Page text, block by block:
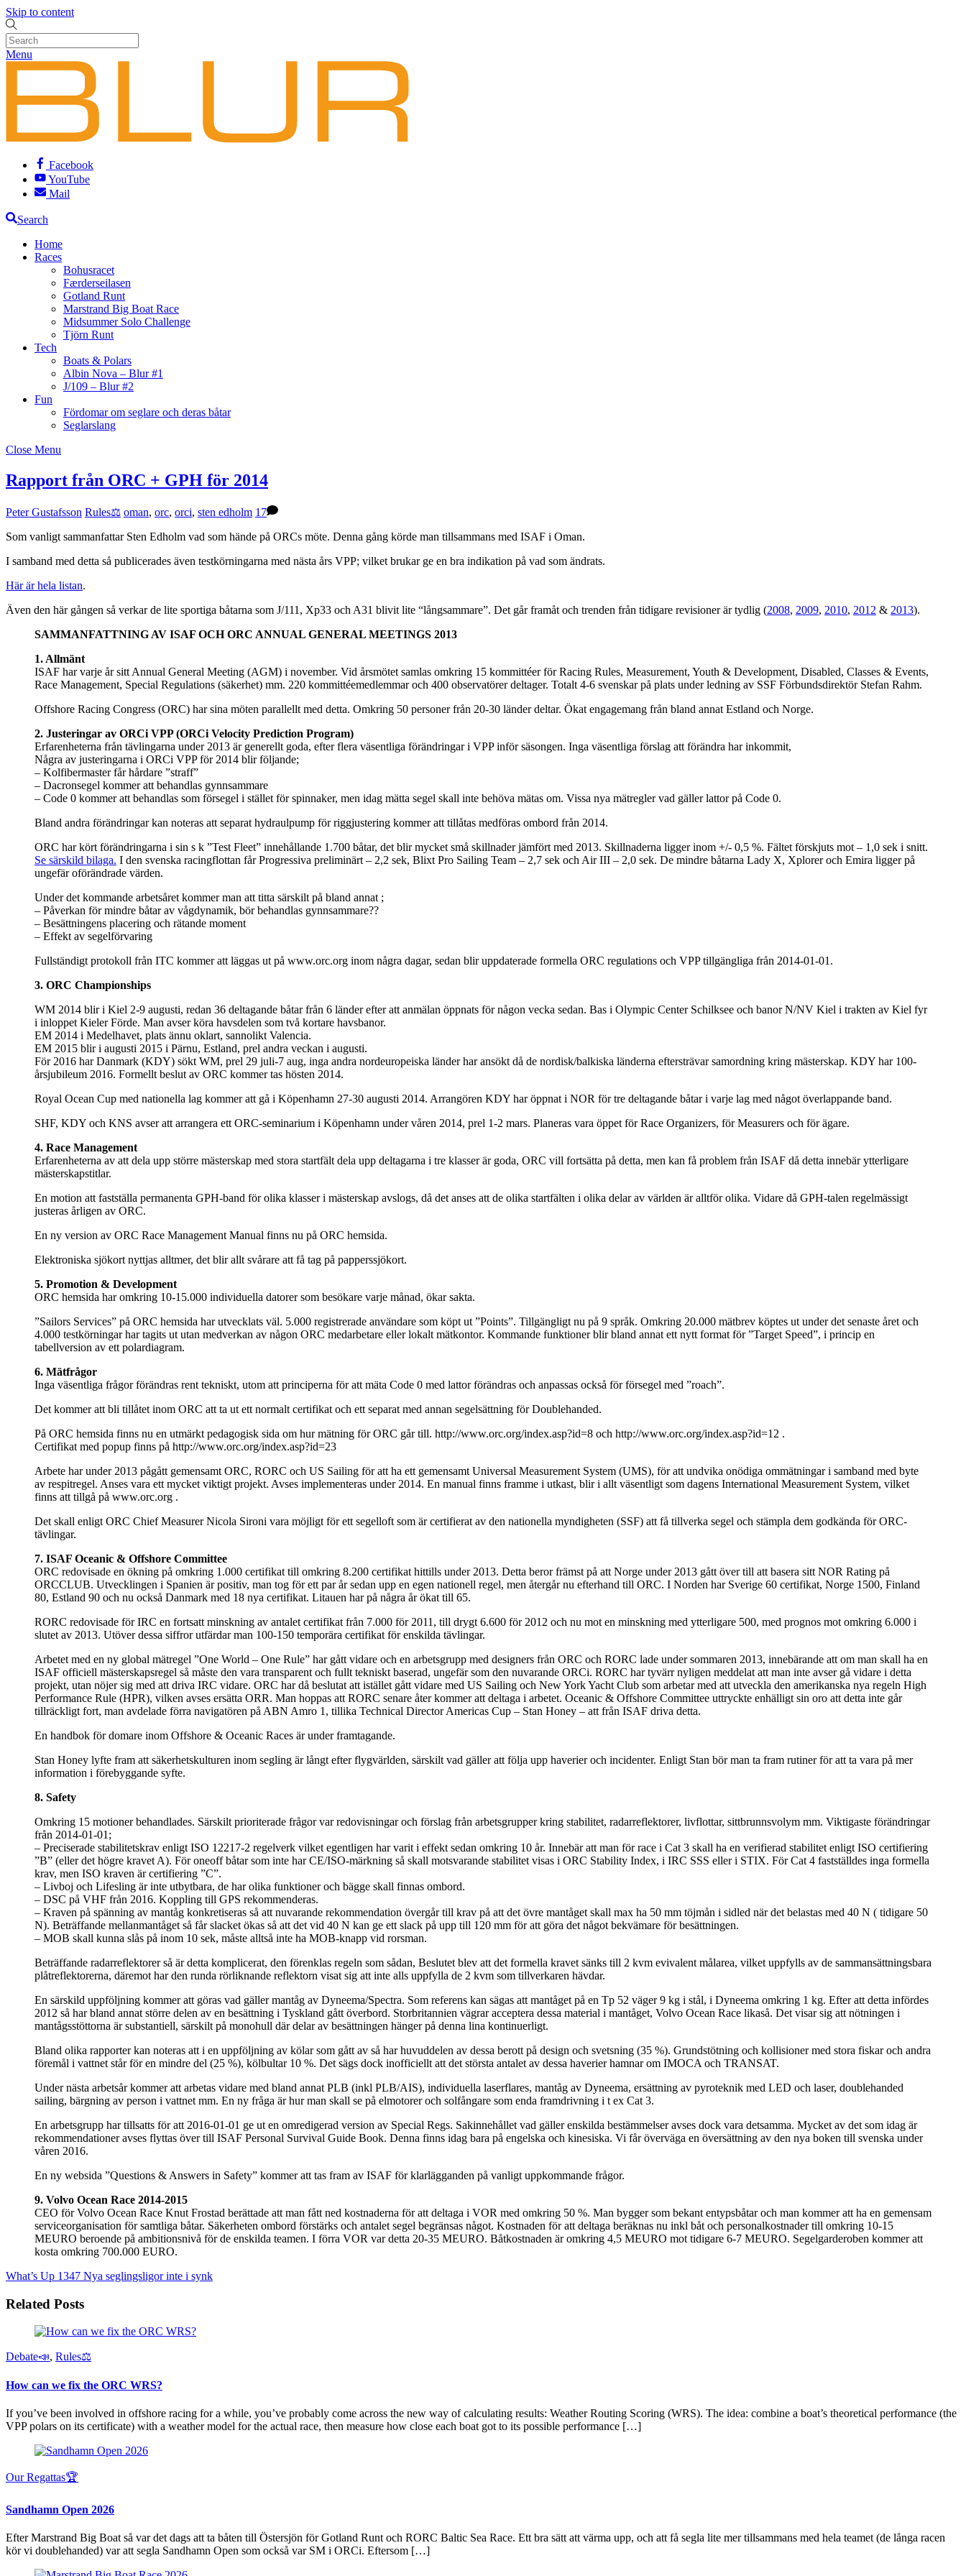
Skip to content
Menu
Facebook
YouTube
Mail
Search
Home
Races
Bohusracet
Færderseilasen
Gotland Runt
Marstrand Big Boat Race
Midsummer Solo Challenge
Tjörn Runt
Tech
Boats & Polars
Albin Nova – Blur #1
J/109 – Blur #2
Fun
Fördomar om seglare och deras båtar
Seglarslang
Close Menu
Rapport från ORC + GPH för 2014
Peter Gustafsson Rules⚖️ oman, orc, orci, sten edholm 17
Som vanligt sammanfattar Sten Edholm vad som hände på ORCs möte. Denna gång körde man tillsammans med ISAF i Oman.
I samband med detta så publicerades även testkörningarna med nästa års VPP; vilket brukar ge en bra indikation på vad som ändrats.
Här är hela listan.
Även den här gången så verkar de lite sportiga båtarna som J/111, Xp33 och A31 blivit lite “långsammare”. Det går framåt och trenden från tidigare revisioner är tydlig (2008, 2009, 2010, 2012 & 2013).
SAMMANFATTNING AV ISAF OCH ORC ANNUAL GENERAL MEETINGS 2013
1. Allmänt
ISAF har varje år sitt Annual General Meeting (AGM) i november. Vid årsmötet samlas omkring 15 kommittéer för Racing Rules, Measurement, Youth & Development, Disabled, Classes & Events,
Race Management, Special Regulations (säkerhet) mm. 220 kommittéemedlemmar och 400 observatörer deltager. Totalt 4-6 svenskar på plats under ledning av SSF Förbundsdirektör Stefan Rahm.
Offshore Racing Congress (ORC) har sina möten parallellt med detta. Omkring 50 personer från 20-30 länder deltar. Ökat engagemang från bland annat Estland och Norge.
2. Justeringar av ORCi VPP (ORCi Velocity Prediction Program)
Erfarenheterna från tävlingarna under 2013 är generellt goda, efter flera väsentliga förändringar i VPP inför säsongen. Inga väsentliga förslag att förändra har inkommit,
Några av justeringarna i ORCi VPP för 2014 blir följande;
– Kolfibermaster får hårdare ”straff”
– Dacronsegel kommer att behandlas gynnsammare
– Code 0 kommer att behandlas som försegel i stället för spinnaker, men idag mätta segel skall inte behöva mätas om. Vissa nya mätregler vad gäller lattor på Code 0.
Bland andra förändringar kan noteras att separat hydraulpump för riggjustering kommer att tillåtas medföras ombord från 2014.
ORC har kört förändringarna i sin s k ”Test Fleet” innehållande 1.700 båtar, det blir mycket små skillnader jämfört med 2013. Skillnaderna ligger inom +/- 0,5 %. Fältet förskjuts mot – 1,0 sek i snitt.
Se särskild bilaga. I den svenska racingflottan får Progressiva preliminärt – 2,2 sek, Blixt Pro Sailing Team – 2,7 sek och Air III – 2,0 sek. De mindre båtarna Lady X, Xplorer och Emira ligger på
ungefär oförändrade värden.
Under det kommande arbetsåret kommer man att titta särskilt på bland annat ;
– Påverkan för mindre båtar av vågdynamik, bör behandlas gynnsammare??
– Besättningens placering och rätande moment
– Effekt av segelförvaring
Fullständigt protokoll från ITC kommer att läggas ut på www.orc.org inom några dagar, sedan blir uppdaterade formella ORC regulations och VPP tillgängliga från 2014-01-01.
3. ORC Championships
WM 2014 blir i Kiel 2-9 augusti, redan 36 deltagande båtar från 6 länder efter att anmälan öppnats för någon vecka sedan. Bas i Olympic Center Schilksee och banor N/NV Kiel i trakten av Kiel fyr
i inloppet Kieler Förde. Man avser köra havsdelen som två kortare havsbanor.
EM 2014 i Medelhavet, plats ännu oklart, sannolikt Valencia.
EM 2015 blir i augusti 2015 i Pärnu, Estland, prel andra veckan i augusti.
För 2016 har Danmark (KDY) sökt WM, prel 29 juli-7 aug, inga andra nordeuropeiska länder har ansökt då de nordisk/balkiska länderna eftersträvar samordning kring mästerskap. KDY har 100-
årsjubileum 2016. Formellt beslut av ORC kommer tas hösten 2014.
Royal Ocean Cup med nationella lag kommer att gå i Köpenhamn 27-30 augusti 2014. Arrangören KDY har öppnat i NOR för tre deltagande båtar i varje lag med något överlappande band.
SHF, KDY och KNS avser att arrangera ett ORC-seminarium i Köpenhamn under våren 2014, prel 1-2 mars. Planeras vara öppet för Race Organizers, för Measurers och för ägare.
4. Race Management
Erfarenheterna av att dela upp större mästerskap med stora startfält dela upp deltagarna i tre klasser är goda, ORC vill fortsätta på detta, men kan få problem från ISAF då detta innebär ytterligare
mästerskapstitlar.
En motion att fastställa permanenta GPH-band för olika klasser i mästerskap avslogs, då det anses att de olika startfälten i olika delar av världen är alltför olika. Vidare då GPH-talen regelmässigt
justeras årligen av ORC.
En ny version av ORC Race Management Manual finns nu på ORC hemsida.
Elektroniska sjökort nyttjas alltmer, det blir allt svårare att få tag på papperssjökort.
5. Promotion & Development
ORC hemsida har omkring 10-15.000 individuella datorer som besökare varje månad, ökar sakta.
”Sailors Services” på ORC hemsida har utvecklats väl. 5.000 registrerade användare som köpt ut ”Points”. Tillgängligt nu på 9 språk. Omkring 20.000 mätbrev köptes ut under det senaste året och
4.000 testkörningar har tagits ut utan medverkan av någon ORC medarbetare eller lokalt mätkontor. Kommande funktioner blir bland annat ett nytt format för ”Target Speed”, i princip en
tabellversion av ett polardiagram.
6. Mätfrågor
Inga väsentliga frågor förändras rent tekniskt, utom att principerna för att mäta Code 0 med lattor förändras och anpassas också för försegel med ”roach”.
Det kommer att bli tillåtet inom ORC att ta ut ett normalt certifikat och ett separat med annan segelsättning för Doublehanded.
På ORC hemsida finns nu en utmärkt pedagogisk sida om hur mätning för ORC går till. http://www.orc.org/index.asp?id=8 och http://www.orc.org/index.asp?id=12 .
Certifikat med popup finns på http://www.orc.org/index.asp?id=23
Arbete har under 2013 pågått gemensamt ORC, RORC och US Sailing för att ha ett gemensamt Universal Measurement System (UMS), för att undvika onödiga ommätningar i samband med byte
av respitregel. Anses vara ett mycket viktigt projekt. Avses implementeras under 2014. En manual finns framme i utkast, blir i allt väsentligt som dagens International Measurement System, vilket
finns att tillgå på www.orc.org .
Det skall enligt ORC Chief Measurer Nicola Sironi vara möjligt för ett segelloft som är certifierat av den nationella myndigheten (SSF) att få tillverka segel och stämpla dem godkända för ORC-
tävlingar.
7. ISAF Oceanic & Offshore Committee
ORC redovisade en ökning på omkring 1.000 certifikat till omkring 8.200 certifikat hittills under 2013. Detta beror främst på att Norge under 2013 gått över till att basera sitt NOR Rating på
ORCCLUB. Utvecklingen i Spanien är positiv, man tog för ett par år sedan upp en egen nationell regel, men återgår nu efterhand till ORC. I Norden har Sverige 60 certifikat, Norge 1500, Finland
80, Estland 90 och nu också Danmark med 18 nya certifikat. Litauen har på några år ökat till 65.
RORC redovisade för IRC en fortsatt minskning av antalet certifikat från 7.000 för 2011, till drygt 6.600 för 2012 och nu mot en minskning med ytterligare 500, med prognos mot omkring 6.000 i
slutet av 2013. Utöver dessa siffror utfärdar man 100-150 temporära certifikat för enskilda tävlingar.
Arbetet med en ny global mätregel ”One World – One Rule” har gått vidare och en arbetsgrupp med designers från ORC och RORC lade under sommaren 2013, innebärande att om man skall ha en
ISAF officiell mästerskapsregel så måste den vara transparent och fullt tekniskt baserad, ungefär som den nuvarande ORCi. RORC har tyvärr nyligen meddelat att man inte avser gå vidare i detta
projekt, utan nöjer sig med att driva IRC vidare. ORC har då beslutat att istället gått vidare med US Sailing och New York Yacht Club som arbetar med att utveckla den amerikanska nya regeln High
Performance Rule (HPR), vilken avses ersätta ORR. Man hoppas att RORC senare åter kommer att deltaga i arbetet. Oceanic & Offshore Committee uttryckte enhälligt sin oro att detta inte går
tillräckligt fort, man avdelade förra navigatören på ABN Amro 1, tillika Technical Director Americas Cup – Stan Honey – att från ISAF driva detta.
En handbok för domare inom Offshore & Oceanic Races är under framtagande.
Stan Honey lyfte fram att säkerhetskulturen inom segling är långt efter flygvärlden, särskilt vad gäller att följa upp haverier och incidenter. Enligt Stan bör man ta fram rutiner för att ta vara på mer
information i förebyggande syfte.
8. Safety
Omkring 15 motioner behandlades. Särskilt prioriterade frågor var redovisningar och förslag från arbetsgrupper kring stabilitet, radarreflektorer, livflottar, sittbrunnsvolym mm. Viktigaste förändringar
från 2014-01-01;
– Preciserade stabilitetskrav enligt ISO 12217-2 regelverk vilket egentligen har varit i effekt sedan omkring 10 år. Innebär att man för race i Cat 3 skall ha en verifierad stabilitet enligt ISO certifiering
”B” (eller det högre kravet A). För oneoff båtar som inte har CE/ISO-märkning så skall motsvarande stabilitet visas i ORC Stability Index, i IRC SSS eller i STIX. För Cat 4 fastställdes inga formella
krav, men ISO kraven är certifiering ”C”.
– Livboj och Lifesling är inte utbytbara, de har olika funktioner och bägge skall finnas ombord.
– DSC på VHF från 2016. Koppling till GPS rekommenderas.
– Kraven på spänning av mantåg konkretiseras så att nuvarande rekommendation övergår till krav på att det övre mantåget skall max ha 50 mm töjmån i sidled när det belastas med 40 N ( tidigare 50
N). Beträffande mellanmantåget så får slacket ökas så att det vid 40 N kan ge ett slack på upp till 120 mm för att göra det något bekvämare för besättningen.
– MOB skall kunna slås på inom 10 sek, måste alltså inte ha MOB-knapp vid rorsman.
Beträffande radarreflektorer så är detta komplicerat, den förenklas regeln som sådan, Beslutet blev att det formella kravet sänks till 2 kvm evivalent målarea, vilket uppfylls av de sammansättningsbara
plåtreflektorerna, däremot har den runda rörliknande reflektorn visat sig att inte alls uppfylla de 2 kvm som tillverkaren hävdar.
En särskild uppföljning kommer att göras vad gäller mantåg av Dyneema/Spectra. Som referens kan sägas att mantåget på en Tp 52 väger 9 kg i stål, i Dyneema omkring 1 kg. Efter att detta infördes
2012 så har bland annat större delen av en besättning i Tyskland gått överbord. Storbritannien vägrar acceptera dessa material i mantåget, Volvo Ocean Race likaså. Det visar sig att nötningen i
mantågsstöttorna är substantiell, särskilt på monohull där delar av besättningen hänger på denna lina kontinuerligt.
Bland olika rapporter kan noteras att i en uppföljning av kölar som gått av så har huvuddelen av dessa berott på design och svetsning (35 %). Grundstötning och kollisioner med stora fiskar och andra
föremål i vattnet står för en mindre del (25 %), kölbultar 10 %. Det sägs dock inofficiellt att det största antalet av dessa haverier hamnar om IMOCA och TRANSAT.
Under nästa arbetsår kommer att arbetas vidare med bland annat PLB (inkl PLB/AIS), individuella laserflares, mantåg av Dyneema, ersättning av pyroteknik med LED och laser, doublehanded
sailing, bärgning av person i vattnet mm. En ny fråga är hur man skall se på elmotorer och solfångare som enda framdrivning i t ex Cat 3.
En arbetsgrupp har tillsatts för att 2016-01-01 ge ut en omredigerad version av Special Regs. Sakinnehållet vad gäller enskilda bestämmelser avses dock vara detsamma. Mycket av det som idag är
rekommendationer avses flyttas över till ISAF Personal Survival Guide Book. Denna finns idag bara på engelska och kinesiska. Vi får överväga en översättning av den nya boken till svenska under
våren 2016.
En ny websida ”Questions & Answers in Safety” kommer att tas fram av ISAF för klarlägganden på vanligt uppkommande frågor.
9. Volvo Ocean Race 2014-2015
CEO för Volvo Ocean Race Knut Frostad berättade att man fått ned kostnaderna för att deltaga i VOR med omkring 50 %. Man bygger som bekant entypsbåtar och man kommer att ha en gemensam
serviceorganisation för samtliga båtar. Säkerheten ombord förstärks och antalet segel begränsas något. Kostnaden för att deltaga beräknas nu inkl båt och personalkostnader till omkring 10-15
MEURO beroende på ambitionsnivå för de enskilda teamen. I förra VOR var detta 20-35 MEURO. Båtkostnaden är omkring 4,5 MEURO mot tidigare 6-7 MEURO. Segelgarderoben kommer att
kosta omkring 700.000 EURO.
What’s Up 1347 Nya seglingsligor inte i synk
Related Posts
Debate📣, Rules⚖️
How can we fix the ORC WRS?
If you’ve been involved in offshore racing for a while, you’ve probably come across the new way of calculating results: Weather Routing Scoring (WRS). The idea: combine a boat’s theoretical performance (the
VPP polars on its certificate) with a weather model for the actual race, then measure how close each boat got to its possible performance […]
Our Regattas🏆
Sandhamn Open 2026
Efter Marstrand Big Boat så var det dags att ta båten till Östersjön för Gotland Runt och RORC Baltic Sea Race. Ett bra sätt att värma upp, och att få segla lite mer tillsammans med hela teamet (de långa racen
kör vi doublehanded) var att segla Sandhamn Open som också var SM i ORCi. Eftersom […]